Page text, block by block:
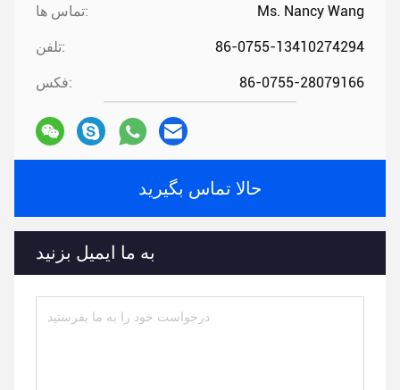
تماس ها: Ms. Nancy Wang
تلفن: 86-0755-13410274294
فکس: 86-0755-28079166
حالا تماس بگیرید
به ما ایمیل بزنید